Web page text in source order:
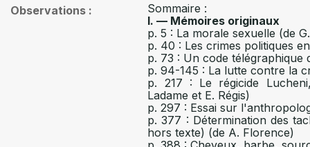
Observations
Sommaire :
I. — Mémoires originaux
p. 5 : La morale sexuelle (de
p. 40 : Les crimes politiques
p. 73 : Un code télégraphique
p. 94-145 : La lutte contre la
p. 217 : Le régicide
Ladame et E. Régis)
p. 297 : Essai sur
p. 377 : Détermination des
hors texte) (de A. Florence)